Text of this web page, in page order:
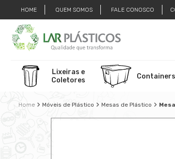
HOME QUEM SOMOS FALE CONOSCO
Lixeiras e
Coletores
Containers
Móveis de Plástico Mesas de Plástico